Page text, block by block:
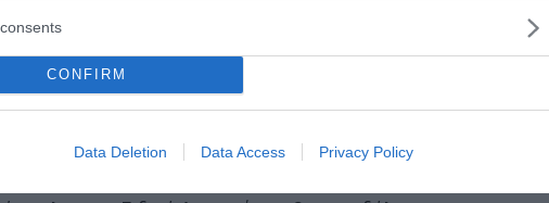
CONFIRM
Data Deletion Data Access Privacy Policy
δήλωνε: «Κάναμε λάθος με τη Νοβάρτις»; Με το συγκεκριμένο
Ποιο ήταν το λάθος και ποιος το έκανε; Δεν υπήρχε σκάνδαλο
ήταν ότι δεν αποφάσισε τη σύσταση Προανακριτικής,
τους τη χάρισε…
απο τις διώξεις που υπέστη η ακέραιη εισαγγελέας Ελένη